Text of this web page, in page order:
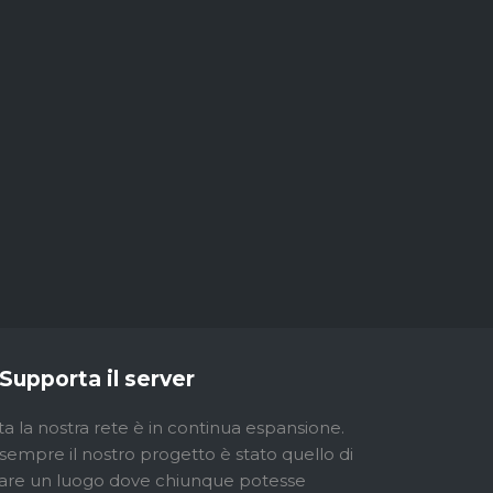
il server
la nostra rete è in continua espansione.
il nostro progetto è stato quello di
un luogo dove chiunque potesse